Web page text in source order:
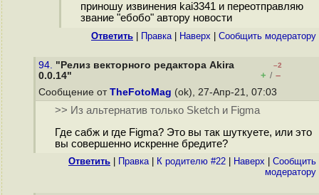
приношу извинения kai3341 и переотправляю
звание "ебобо" автору новости
Ответить Правка| Наверх Cообщить модератору
94. "Релиз векторного редактора Akira
0.0.14"
–2
+ / –
Сообщение от TheFotoMag (ok), 27-Апр-21, 07:03
>> Из альтернатив только Sketch и Figma
Где сабж и где Figma? Это вы так шуткуете, или это
вы совершенно искренне бредите?
Ответить Правка| К родителю #22 Наверх
Cообщить
модератору